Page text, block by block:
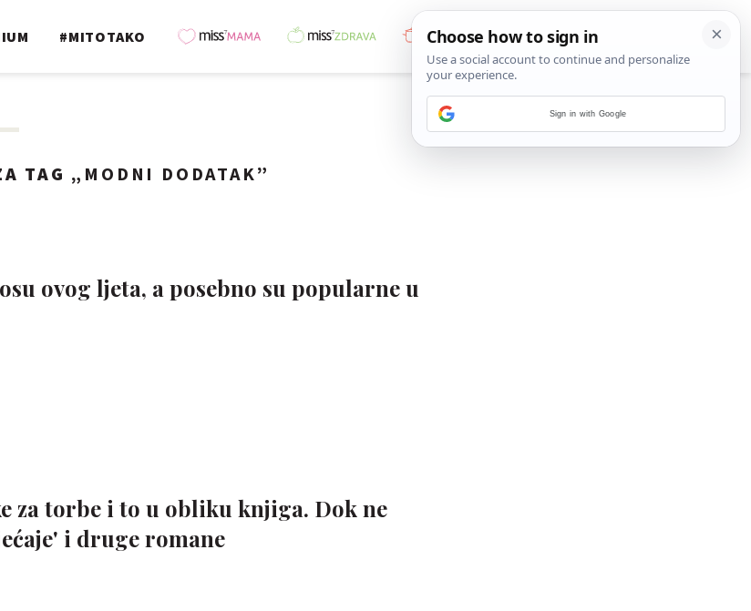
#MITOTAKO
TAG „ MODNI DODATAK”
ovog ljeta, a posebno su popularne u
za torbe i to u obliku knjiga. Dok ne
i druge romane
Sign in with Google